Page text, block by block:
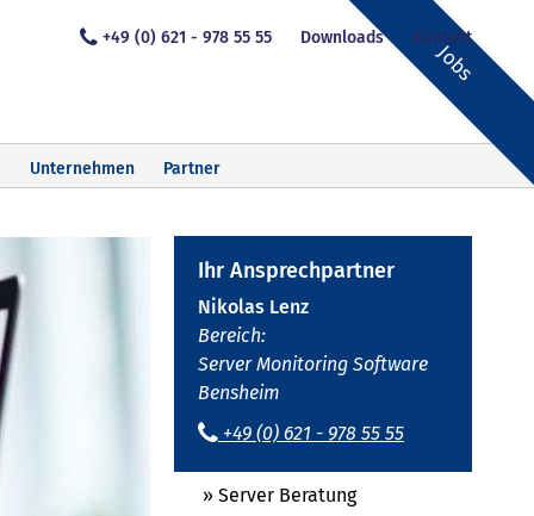
Jobs
+49 (0) 621 - 978 55 55 Downloads Kontakt
Unternehmen Partner
Ihr Ansprechpartner
Nikolas Lenz
Bereich:
Server Monitoring Software
Bensheim
+49 (0) 621 - 978 55 55
» Server Beratung